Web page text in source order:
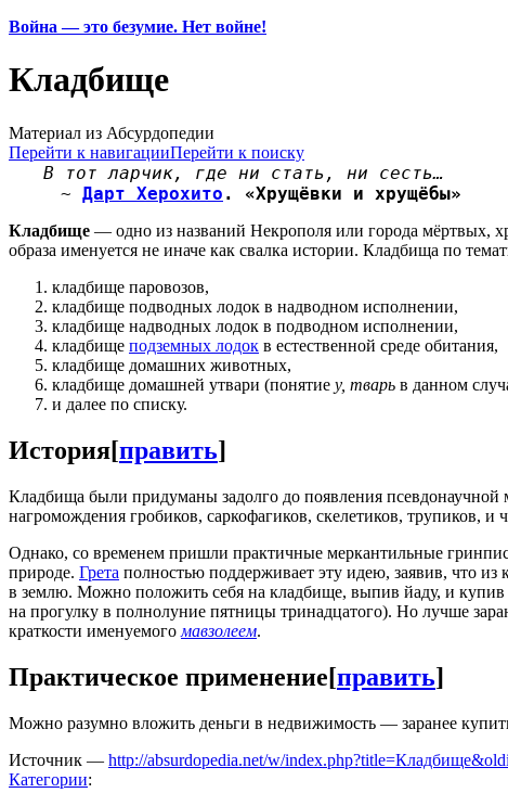
Война — это безумие. Нет войне!
Кладбище
Материал из Абсурдопедии
Перейти к навигацииПерейти к поиску
В тот ларчик, где ни стать, ни сесть…
~ Дарт Херохито . «Хрущёвки и хрущёбы»
Кладбище — одно из названий Некрополя или города мёртвых,
образа именуется не иначе как свалка истории. Кладбища по
кладбище паровозов,
кладбище подводных лодок в надводном исполнении,
кладбище надводных лодок в подводном исполнении,
кладбище подземных лодок в естественной среде обитания,
кладбище домашних животных,
кладбище домашней утвари (понятие у, тварь в данном
и далее по списку.
История[править]
Кладбища были придуманы задолго до появления
нагромождения гробиков, саркофагиков, скелетиков, трупиков, и
Однако, со временем пришли практичные меркантильные
природе. Грета полностью поддерживает эту идею, заявив, что из
в землю. Можно положить себя на кладбище, выпив йаду, и
на прогулку в полнолуние пятницы тринадцатого). Но лучше
краткости именуемого мавзолеем.
Практическое применение[править]
Можно разумно вложить деньги в недвижимость — заранее
Источник — http://absurdopedia.net/w/
Категории: